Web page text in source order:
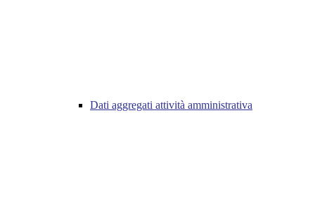
Dati aggregati attività amministrativa